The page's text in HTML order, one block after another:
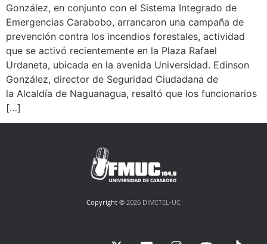
González, en conjunto con el Sistema Integrado de
Emergencias Carabobo, arrancaron una campaña de
prevención contra los incendios forestales, actividad
que se activó recientemente en la Plaza Rafael
Urdaneta, ubicada en la avenida Universidad. Edinson
González, director de Seguridad Ciudadana de
la Alcaldía de Naguanagua, resaltó que los funcionarios
[…]
Copyright © 2026 DIMETEL-UC